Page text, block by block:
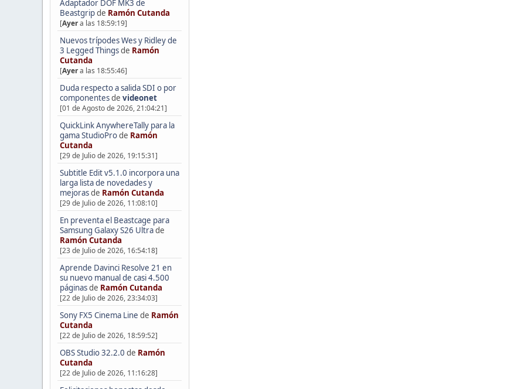
Adaptador DOF MK3 de
Beastgripde Ramón Cutanda
[Ayera las 18:59:19]
Nuevos trípodes Wes y Ridley de
3 Legged Thingsde Ramón
Cutanda
[Ayera las 18:55:46]
Duda respecto a salida SDI o por
componentesde videonet
[01 de Agosto de 2026, 21:04:21]
QuickLink AnywhereTally para la
gama StudioProde Ramón
Cutanda
[29 de Julio de 2026, 19:15:31]
Subtitle Edit v5.1.0 incorpora una
larga lista de novedades y
mejorasde Ramón Cutanda
[29 de Julio de 2026, 11:08:10]
En preventa el Beastcage para
Samsung Galaxy S26 Ultrade
Ramón Cutanda
[23 de Julio de 2026, 16:54:18]
Aprende Davinci Resolve 21 en
su nuevo manual de casi 4.500
páginasde Ramón Cutanda
[22 de Julio de 2026, 23:34:03]
Sony FX5 Cinema Line de Ramón
Cutanda
[22 de Julio de 2026, 18:59:52]
OBS Studio 32.2.0 de Ramón
Cutanda
[22 de Julio de 2026, 11:16:28]